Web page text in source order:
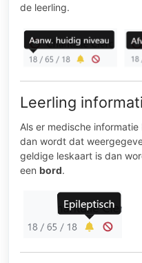
de leerling.
Leerling
Als er medische
dan wordt dat
geldige leskaart is dan
een bord.